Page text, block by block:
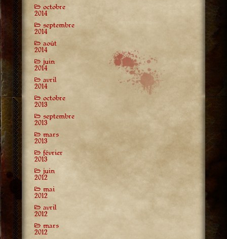
octobre
2014
septembre
2014
août
2014
juin
2014
avril
2014
octobre
2013
septembre
2013
mars
2013
février
2013
juin
2012
mai
2012
avril
2012
mars
2012